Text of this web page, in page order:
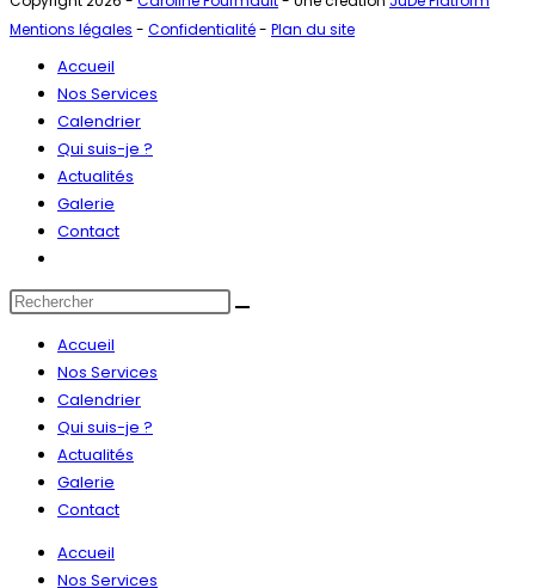
Mentions légales - Confidentialité- Plan du site
Accueil
Nos Services
Calendrier
Qui suis-je ?
Actualités
Galerie
Contact
website
search
Rechercher
Accueil
Nos Services
Calendrier
Qui suis-je ?
Actualités
Galerie
Contact
Accueil
Nos Services